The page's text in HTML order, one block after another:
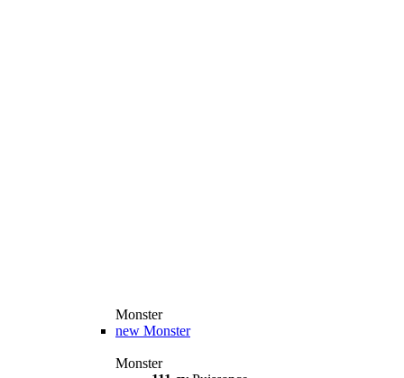
Monster
new Monster
Monster